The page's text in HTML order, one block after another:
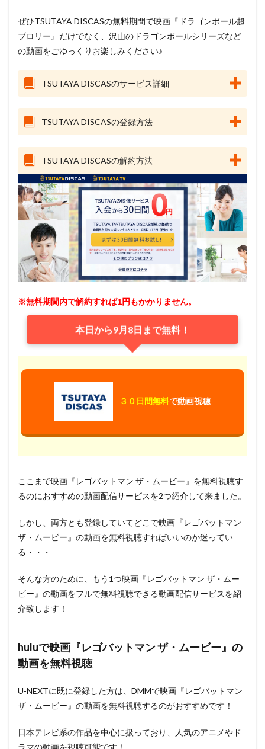
ぜひTSUTAYA DISCASの無料期間で映画『ドラゴンボール超
ブロリー』だけでなく、沢山のドラゴンボールシリーズなど
の動画をごゆっくりお楽しみください♪
TSUTAYA DISCASのサービス詳細
TSUTAYA DISCASの登録方法
TSUTAYA DISCASの解約方法
※無料期間内で解約すれば1円もかかりません。
本日から9月8日まで無料！
３０日間無料で動画視聴
ここまで映画『レゴバットマン ザ・ムービー』を無料視聴す
るのにおすすめの動画配信サービスを2つ紹介して来ました。
しかし、両方とも登録していてどこで映画『レゴバットマン
ザ・ムービー』の動画を無料視聴すればいいのか迷ってい
る・・・
そんな方のために、もう1つ映画『レゴバットマン ザ・ムー
ビー』の動画をフルで無料視聴できる動画配信サービスを紹
介致します！
huluで映画『レゴバットマン ザ・ムービー』の
動画を無料視聴
U-NEXTに既に登録した方は、DMMで映画『レゴバットマン
ザ・ムービー』の動画を無料視聴するのがおすすめです！
日本テレビ系の作品を中心に扱っており、人気のアニメやド
ラマの動画を視聴可能です！